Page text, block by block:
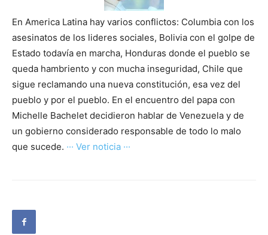
En America Latina hay varios conflictos: Columbia con los
asesinatos de los lideres sociales, Bolivia con el golpe de
Estado todavía en marcha, Honduras donde el pueblo se
queda hambriento y con mucha inseguridad, Chile que
sigue reclamando una nueva constitución, esa vez del
pueblo y por el pueblo. En el encuentro del papa con
Michelle Bachelet decidieron hablar de Venezuela y de
un gobierno considerado responsable de todo lo malo
que sucede. ··· Ver noticia ···